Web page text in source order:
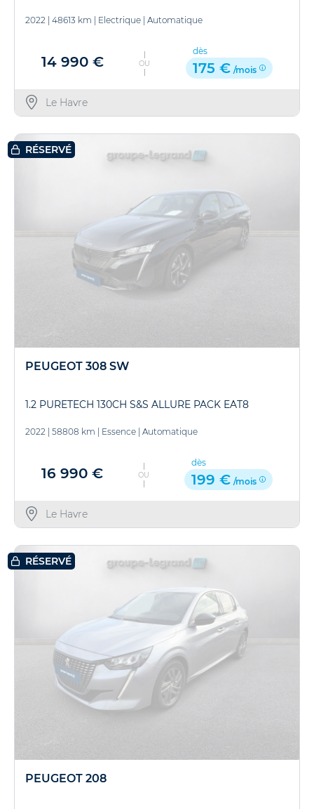
2022 48613 km Electrique Automatique
14 990 € OU
dès
175 € /mois
Le Havre
RÉSERVÉ
PEUGEOT 308 SW
1.2 PURETECH 130CH S&S ALLURE PACK EAT8
2022 58808 km Essence Automatique
16 990 € OU
dès
199 € /mois
Le Havre
RÉSERVÉ
PEUGEOT 208